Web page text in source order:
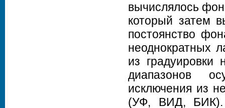
вычислялось
который затем
постоянство
неоднократных
из градуировки
диапазонов
исключения из
(УФ, ВИД, БИК).